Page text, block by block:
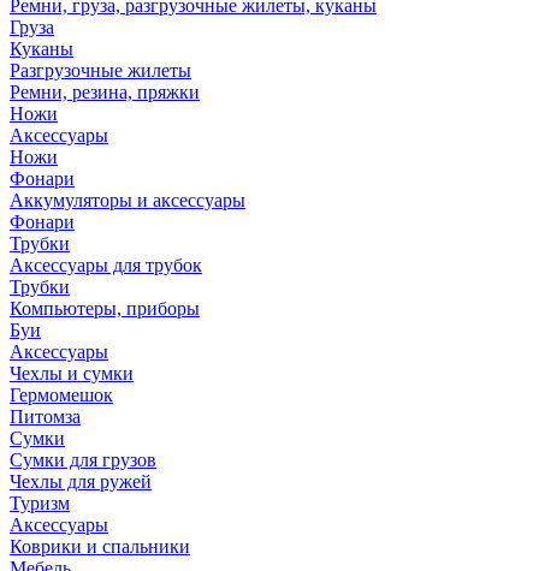
Ремни, груза, разгрузочные жилеты, куканы
Груза
Куканы
Разгрузочные жилеты
Ремни, резина, пряжки
Ножи
Аксессуары
Ножи
Фонари
Аккумуляторы и аксессуары
Фонари
Трубки
Аксессуары для трубок
Трубки
Компьютеры, приборы
Буи
Аксессуары
Чехлы и сумки
Гермомешок
Питомза
Сумки
Сумки для грузов
Чехлы для ружей
Туризм
Аксессуары
Коврики и спальники